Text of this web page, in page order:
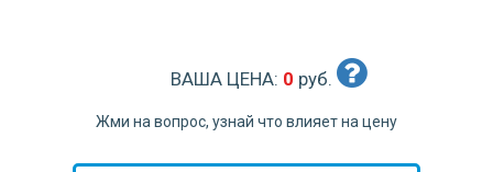
ВАША ЦЕНА: 0 руб.
Жми на вопрос, узнай что влияет на цену